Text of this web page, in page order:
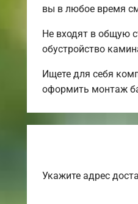
вы в любое время
Не входят в общую
обустройство
Ищете для себя
оформить монтаж
Укажите адрес